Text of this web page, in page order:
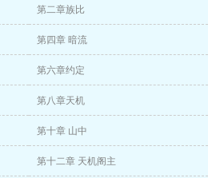
第二章族比
第四章 暗流
第六章约定
第八章天机
第十章 山中
第十二章 天机阁主